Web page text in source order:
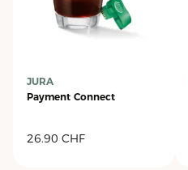
JURA
Payment Connect
26.90 CHF